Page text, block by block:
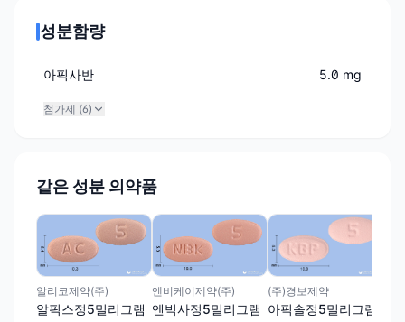
성분함량
아픽사반 5.0 mg
첨가제 (6)
같은 성분 의약품
알리코제약(주)
알픽스정5밀리그램
엔비케이제약(주)
엔빅사정5밀리그램
(주)경보제약
아픽솔정5밀리그램